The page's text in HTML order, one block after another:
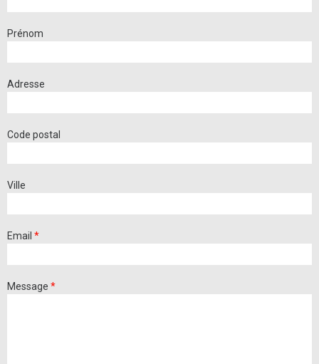
Prénom
Adresse
Code postal
Ville
Email *
Message *